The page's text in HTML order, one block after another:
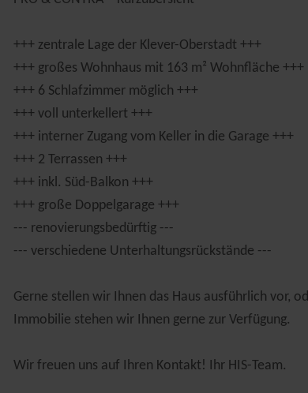
+++ zentrale Lage der Klever-Oberstadt +++
+++ großes Wohnhaus mit 163 m² Wohnfläche +++
+++ 6 Schlafzimmer möglich +++
+++ voll unterkellert +++
+++ interner Zugang vom Keller in die Garage +++
+++ 2 Terrassen +++
+++ inkl. Süd-Balkon +++
+++ große Doppelgarage +++
--- renovierungsbedürftig ---
--- verschiedene Unterhaltungsrückstände ---
Gerne stellen wir Ihnen das Haus ausführlich vor,
Immobilie stehen wir Ihnen gerne zur Verfügung.
Wir freuen uns auf Ihren Kontakt! Ihr HIS-Team.